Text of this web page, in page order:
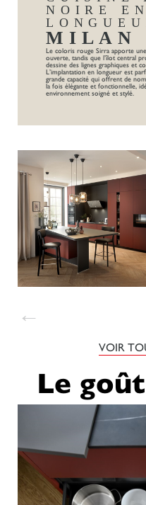
NOIRE EN
MILAN
Le coloris rouge Sirra apporte
ouverte, tandis que l’îlot central
dessine des lignes graphiques et
L’implantation en longueur est
grande capacité qui offrent de
la fois élégante et fonctionnelle,
environnement soigné et stylé.
←
VOIR
Le